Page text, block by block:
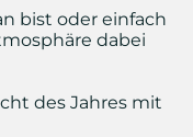
bist oder einfach
dabei
des Jahres mit